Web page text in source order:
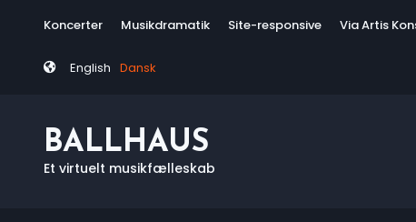
content
Tag
Koncerter Musikdramatik Site-responsive Via Artis
English Dansk
BALLHAUS
Et virtuelt musikfælleskab